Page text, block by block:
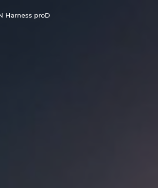
Harness proD